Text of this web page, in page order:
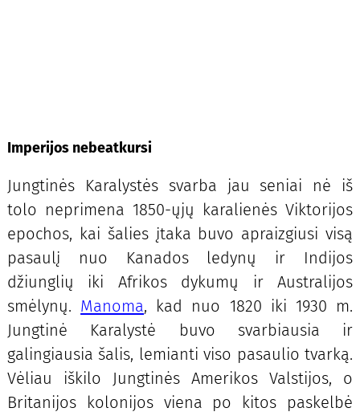
Imperijos nebeatkursi
Jungtinės Karalystės svarba jau seniai nė iš
tolo neprimena 1850-ųjų karalienės Viktorijos
epochos, kai šalies įtaka buvo apraizgiusi visą
pasaulį nuo Kanados ledynų ir Indijos
džiunglių iki Afrikos dykumų ir Australijos
smėlynų. Manoma, kad nuo 1820 iki 1930 m.
Jungtinė Karalystė buvo svarbiausia ir
galingiausia šalis, lemianti viso pasaulio tvarką.
Vėliau iškilo Jungtinės Amerikos Valstijos, o
Britanijos kolonijos viena po kitos paskelbė